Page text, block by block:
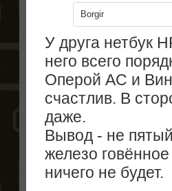
Borgir
У друга нетбук
него всего
Оперой АС и
счастлив. В
даже.
Вывод - не
железо
ничего не будет.